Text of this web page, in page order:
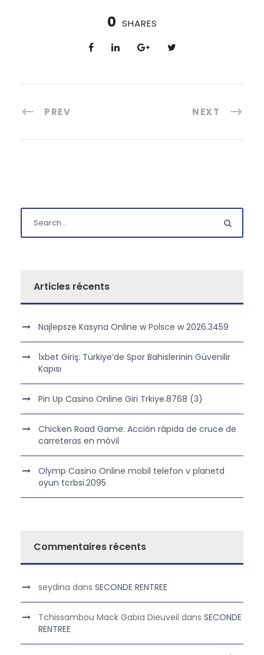
0 SHARES
PREV NEXT
Articles récents
Najlepsze Kasyna Online w Polsce w 2026.3459
1xbet Giriş: Türkiye’de Spor Bahislerinin Güvenilir
Kapısı
Pin Up Casino Online Giri Trkiye.8768 (3)
Chicken Road Game: Acción rápida de cruce de
carreteras en móvil
Olymp Casino Online mobil telefon v planetd
oyun tcrbsi.2095
Commentaires récents
seydina dans SECONDE RENTREE
Tchissambou Mack Gabia Dieuveil dans SECONDE
RENTREE